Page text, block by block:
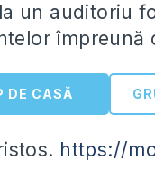
un auditoriu
împreună
DE CASĂ
https://